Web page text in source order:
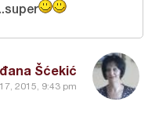
Šćekić
2015, 9:43 pm